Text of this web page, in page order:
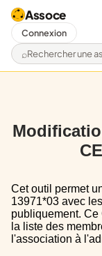
Assoce
Rechercher
Connexion
Cet outil permet uniquement de pré-remplir le CERFA
13971*03 avec
publiquement. Ce
la liste des
l'association à